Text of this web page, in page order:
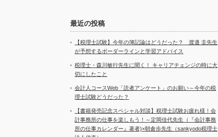
最近の投稿
【税理士試験】今年の簿記論はどうだった？ 渡邉 圭先生
が予想するボーダーラインと学習アドバイス
税理士・森川敏行先生に聞く！ キャリアチェンジの時に大
切にしたこと
会計人コースWeb「読者アンケート」のお願い～今年の税
理士試験どうだった？
【書籍発売記念スペシャル対談】税理士試験お疲れ様！会
計事務所の仕事を楽しもう！～定岡佳代先生（『会計事務
所の仕事カレンダー』著者)×朝倉歩先生（sankyodo税理士